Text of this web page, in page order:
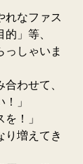
れなファス
」等、
っしゃいま
わせて、
」
！」
り増えてき